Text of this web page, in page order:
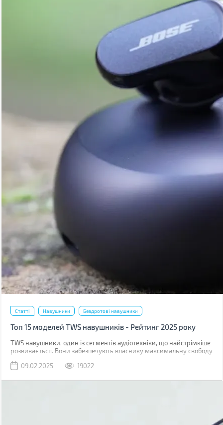
Статті Навушники Бездротові навушники
Топ 15 моделей TWS навушників - Рейтинг 2025 року
TWS навушники, один із сегментів аудіотехніки, що найстрімкіше
розвивається. Вони забезпечують власнику максимальну свободу
навіть бюджетні моделі з підтримкою Hi-Res кодеків.
09.02.2025 19022